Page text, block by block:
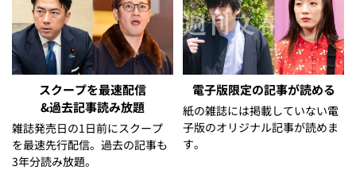
スクープを最速配信
&過去記事読み放題
雑誌発売日の1日前にスクープ
を最速先行配信。過去の記事も
3年分読み放題。
電子版限定の記事が読める
紙の雑誌には掲載していない電
子版のオリジナル記事が読めま
す。